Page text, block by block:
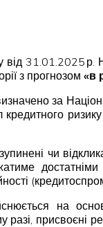
від 31.01.2025
з прогнозом «в
за
чи
на
разі, присвоєні